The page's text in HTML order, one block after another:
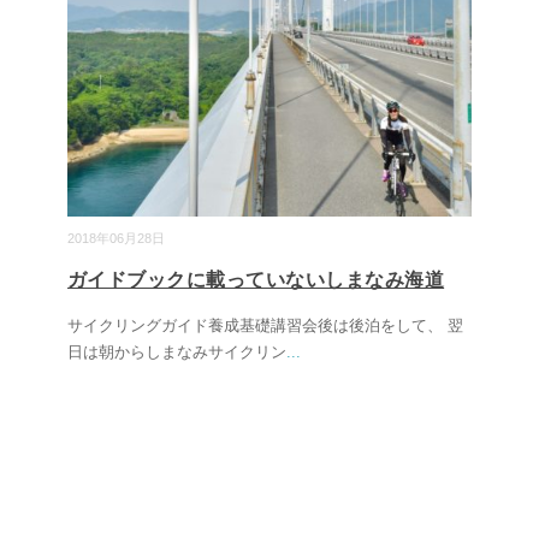
2018年06月28日
ガイドブックに載っていないしまなみ海道
サイクリングガイド養成基礎講習会後は後泊をして、 翌
日は朝からしまなみサイクリン...